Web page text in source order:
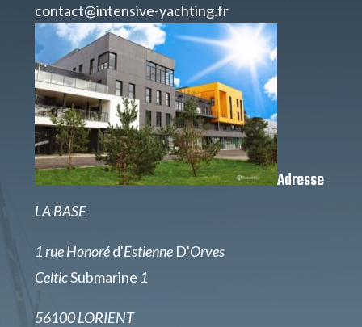
contact@intensive-yachting.fr
Adresse
LA BASE
1 rue Honoréd'EstienneD'Orves
CelticSubmarine 1
56100 LORIENT